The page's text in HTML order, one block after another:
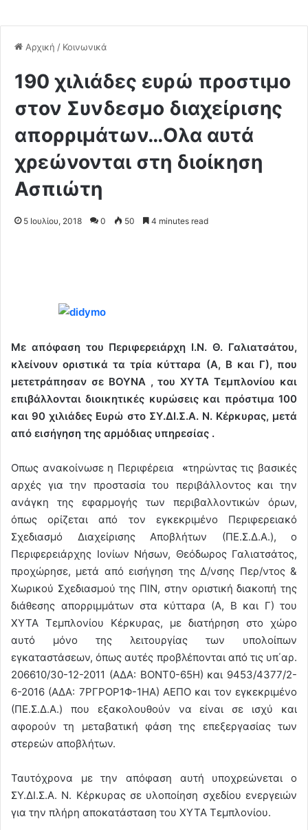
Αρχική / Κοινωνικά
190 χιλιάδες ευρώ προστιμο
στον Συνδεσμο διαχείρισης
απορριμάτων…Ολα αυτά
χρεώνονται στη διοίκηση
Ασπιώτη
5 Ιουλίου, 2018 0 50 4 minutes read
Με απόφαση του Περιφερειάρχη Ι.Ν. Θ. Γαλιατσάτου,
κλείνουν οριστικά τα τρία κύτταρα (Α, Β και Γ), που
μετετράπησαν σε ΒΟΥΝΑ , του ΧΥΤΑ Τεμπλονίου και
επιβάλλονται διοικητικές κυρώσεις και πρόστιμα 100
και 90 χιλιάδες Ευρώ στο ΣΥ.ΔΙ.Σ.Α. Ν. Κέρκυρας, μετά
από εισήγηση της αρμόδιας υπηρεσίας .
Οπως ανακοίνωσε η Περιφέρεια «τηρώντας τις βασικές
αρχές για την προστασία του περιβάλλοντος και την
ανάγκη της εφαρμογής των περιβαλλοντικών όρων,
όπως ορίζεται από τον εγκεκριμένο Περιφερειακό
Σχεδιασμό Διαχείρισης Αποβλήτων (ΠΕ.Σ.Δ.Α.), ο
Περιφερειάρχης Ιονίων Νήσων, Θεόδωρος Γαλιατσάτος,
προχώρησε, μετά από εισήγηση της Δ/νσης Περ/ντος &
Χωρικού Σχεδιασμού της ΠΙΝ, στην οριστική διακοπή της
διάθεσης απορριμμάτων στα κύτταρα (Α, Β και Γ) του
ΧΥΤΑ Τεμπλονίου Κέρκυρας, με διατήρηση στο χώρο
αυτό μόνο της λειτουργίας των υπολοίπων
εγκαταστάσεων, όπως αυτές προβλέπονται από τις υπ΄αρ.
206610/30-12-2011 (ΑΔΑ: ΒΟΝΤ0-65Η) και 9453/4377/2-
6-2016 (ΑΔΑ: 7ΡΓΡΟΡ1Φ-1ΗΑ) ΑΕΠΟ και τον εγκεκριμένο
(ΠΕ.Σ.Δ.Α.) που εξακολουθούν να είναι σε ισχύ και
αφορούν τη μεταβατική φάση της επεξεργασίας των
στερεών αποβλήτων.
Ταυτόχρονα με την απόφαση αυτή υποχρεώνεται ο
ΣΥ.ΔΙ.Σ.Α. Ν. Κέρκυρας σε υλοποίηση σχεδίου ενεργειών
για την πλήρη αποκατάσταση του ΧΥΤΑ Τεμπλονίου.